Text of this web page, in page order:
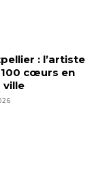
: l’artiste
cœurs en
ville